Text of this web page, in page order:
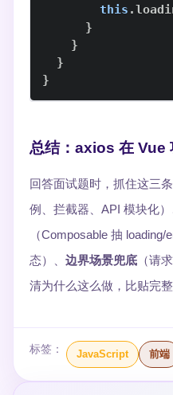
this .
}
}
}
}
总结：axios 在 Vue
回答面试题时，抓住这三条
例、拦截器、API 模块化）
（Composable 抽
态）、 边界场景兜底 （请
清为什么这么做，比贴完
标签： JavaScript 前端